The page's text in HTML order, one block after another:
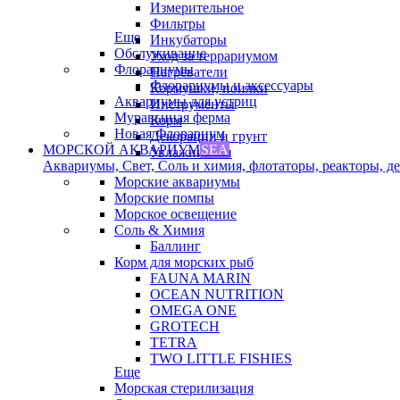
Измерительное
Фильтры
Инкубаторы
Уход за террариумом
Нагреватели
Кормушки, поилки
Инструменты
Корм
Декорации и грунт
Увлажнители
Еще
Обслуживание
Флорариумы
Флорариумы и аксессуары
Аквариумы для устриц
Муравьиная ферма
Новая Флорариум
МОРСКОЙ АКВАРИУМSEA
Аквариумы, Свет, Соль и химия, флотаторы, реакторы,
Морские аквариумы
Морские помпы
Морское освещение
Соль & Химия
Баллинг
Корм для морских рыб
FAUNA MARIN
OCEAN NUTRITION
OMEGA ONE
GROTECH
TETRA
TWO LITTLE FISHIES
Еще
Морская стерилизация